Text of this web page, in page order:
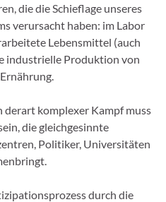
die die Schieflage unseres
verursacht haben: im Labor
Lebensmittel (auch
industrielle Produktion von
derart komplexer Kampf muss
die gleichgesinnte
Politiker, Universitäten
durch die